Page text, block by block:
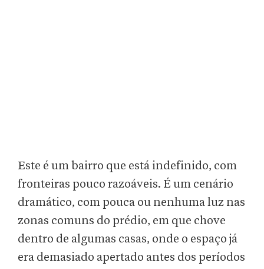
Este é um bairro que está indefinido, com
fronteiras pouco razoáveis. É um cenário
dramático, com pouca ou nenhuma luz nas
zonas comuns do prédio, em que chove
dentro de algumas casas, onde o espaço já
era demasiado apertado antes dos períodos